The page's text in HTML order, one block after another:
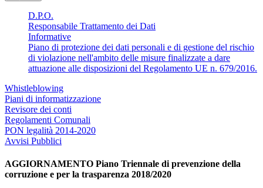
D.P.O.
Responsabile Trattamento dei Dati
Informative
Piano di protezione dei dati personali e di gestione del rischio
di violazione nell'ambito delle misure finalizzate a dare
attuazione alle disposizioni del Regolamento UE n. 679/2016.
Whistleblowing
Piani di informatizzazione
Revisore dei conti
Regolamenti Comunali
PON legalità 2014-2020
Avvisi Pubblici
AGGIORNAMENTO Piano Triennale di prevenzione della
corruzione e per la trasparenza 2018/2020